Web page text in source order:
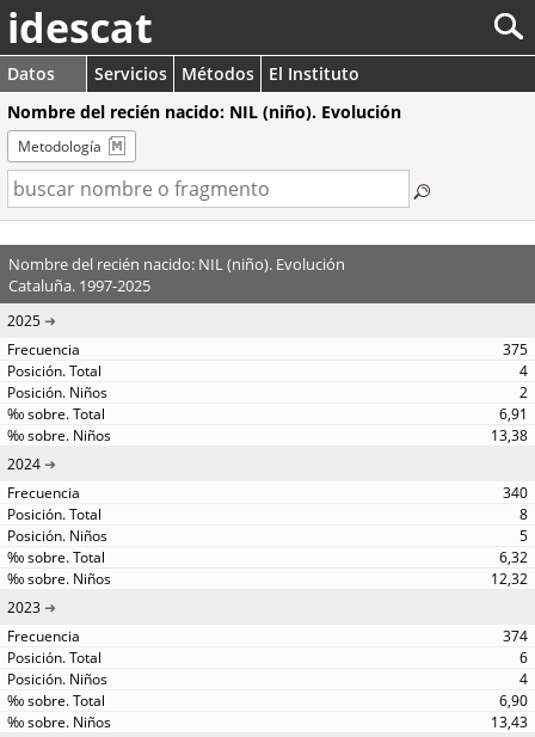
idescat
Datos Servicios Métodos
El Instituto
Nombre del recién nacido: NIL (niño). Evolución
Metodología
Nombre del recién nacido: NIL (niño). Evolución
Cataluña. 1997-2025
2025
375
4
2
6,91
13,38
2024
340
8
5
6,32
12,32
2023
374
6
4
6,90
13,43